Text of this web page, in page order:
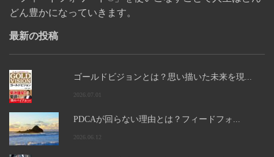
どん豊かになっていきます。
最新の投稿
ゴールドビジョンとは？思い描いた未来を現...
2026.07.01
PDCAが回らない理由とは？フィードフォ...
2026.06.12